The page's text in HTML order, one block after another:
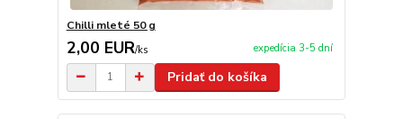
Chilli mleté ​​50 g
2,00 EUR/ks expedícia 3-5 dní
Pridať do košíka